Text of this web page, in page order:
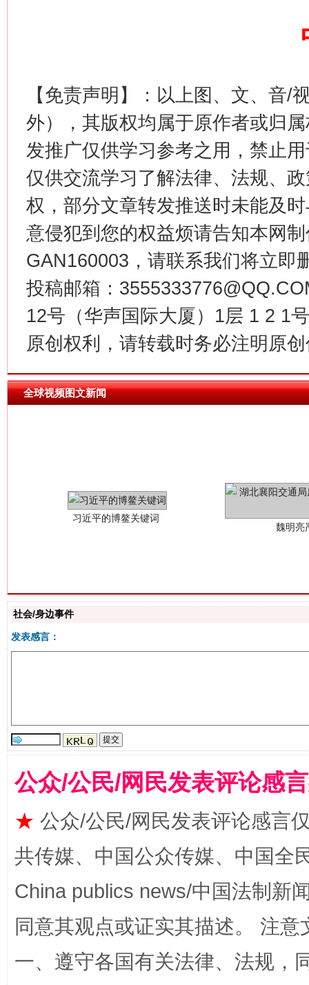
【免责声明】：以上图、文、音/
外），其版权均属于原作者或归
发推广仅供学习参考之用，禁止
仅供交流学习了解法律、法规、
权，部分文章转发推送时未能及
意侵犯到您的权益烦请告知本网
GAN160003，请联系我们将立即
投稿邮箱：
12号（华声国际大厦）1层 1 2 1
原创权利，请转载时务必注明原
全球视频图文新闻
在谋一域中谋全局
今
社会/身边事件
发表感言：
公众/公民/网民发表评论感
★ 公众/公民/网民发表评论感言
共传媒、中国公众传媒、中国全
China publics news/中国法制新
同意其观点或证实其描述。 注
一、遵守各国有关法律、法规，